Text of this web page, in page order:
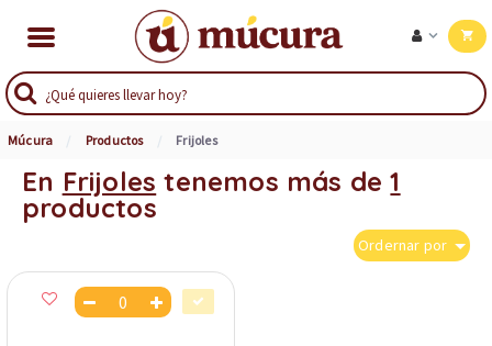
Múcura Productos Frijoles
En Frijoles tenemos más de1
productos
Ordernar por